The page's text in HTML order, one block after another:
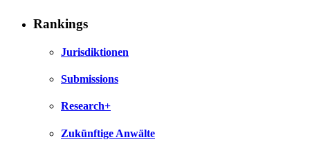
Rankings
Jurisdiktionen
Submissions
Research+
Zukünftige Anwälte